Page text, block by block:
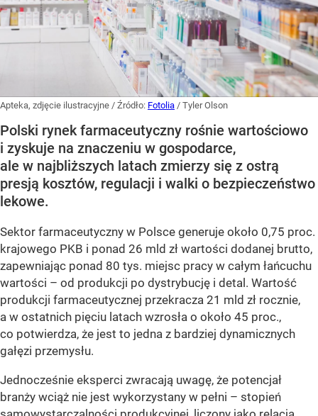
Apteka, zdjęcie ilustracyjne / Źródło: Fotolia / Tyler Olson
Polski rynek farmaceutyczny rośnie wartościowo
i zyskuje na znaczeniu w gospodarce,
ale w najbliższych latach zmierzy się z ostrą
presją kosztów, regulacji i walki o bezpieczeństwo
lekowe.
Sektor farmaceutyczny w Polsce generuje około 0,75 proc.
krajowego PKB i ponad 26 mld zł wartości dodanej brutto,
zapewniając ponad 80 tys. miejsc pracy w całym łańcuchu
wartości – od produkcji po dystrybucję i detal. Wartość
produkcji farmaceutycznej przekracza 21 mld zł rocznie,
a w ostatnich pięciu latach wzrosła o około 45 proc.,
co potwierdza, że jest to jedna z bardziej dynamicznych
gałęzi przemysłu.
Jednocześnie eksperci zwracają uwagę, że potencjał
branży wciąż nie jest wykorzystany w pełni – stopień